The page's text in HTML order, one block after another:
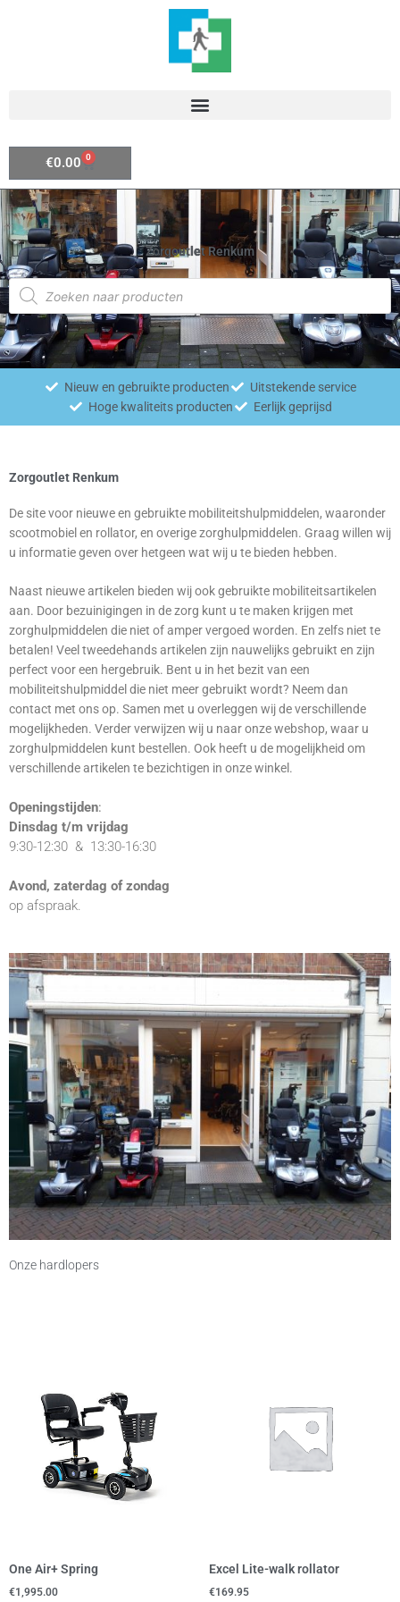
€0.00 0
Winkelwagen
Zorgoutlet Renkum
Producten
zoeken
Nieuw en gebruikte producten
Uitstekende service
Hoge kwaliteits producten
Eerlijk geprijsd
Zorgoutlet Renkum
De site voor nieuwe en gebruikte mobiliteitshulpmiddelen, waaronder
scootmobiel en rollator, en overige zorghulpmiddelen. Graag willen wij
u informatie geven over hetgeen wat wij u te bieden hebben.
Naast nieuwe artikelen bieden wij ook gebruikte mobiliteitsartikelen
aan. Door bezuinigingen in de zorg kunt u te maken krijgen met
zorghulpmiddelen die niet of amper vergoed worden. En zelfs niet te
betalen! Veel tweedehands artikelen zijn nauwelijks gebruikt en zijn
perfect voor een hergebruik. Bent u in het bezit van een
mobiliteitshulpmiddel die niet meer gebruikt wordt? Neem dan
contact met ons op. Samen met u overleggen wij de verschillende
mogelijkheden. Verder verwijzen wij u naar onze webshop, waar u
zorghulpmiddelen kunt bestellen. Ook heeft u de mogelijkheid om
verschillende artikelen te bezichtigen in onze winkel.
Openingstijden:
Dinsdag t/m vrijdag
9:30-12:30 & 13:30-16:30
Avond, zaterdag of zondag
op afspraak.
Onze hardlopers
One Air+ Spring
€1,995.00
Excel Lite-walk rollator
€169.95